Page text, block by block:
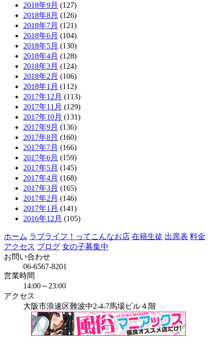
2018年9月 (127)
2018年8月 (126)
2018年7月 (121)
2018年6月 (104)
2018年5月 (130)
2018年4月 (128)
2018年3月 (124)
2018年2月 (106)
2018年1月 (112)
2017年12月 (113)
2017年11月 (129)
2017年10月 (131)
2017年9月 (136)
2017年8月 (160)
2017年7月 (166)
2017年6月 (159)
2017年5月 (145)
2017年4月 (168)
2017年3月 (165)
2017年2月 (146)
2017年1月 (141)
2016年12月 (105)
ホーム ラブライフ！ってこんなお店 在籍生徒 出席表 料金
アクセス ブログ 女の子募集中
お問い合わせ
06-6567-8201
営業時間
14:00～23:00
アクセス
大阪市浪速区難波中2-4-7馬場ビル４階